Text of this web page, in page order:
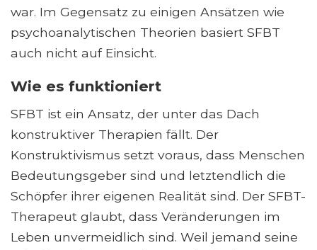
war. Im Gegensatz zu einigen Ansätzen wie
psychoanalytischen Theorien basiert SFBT
auch nicht auf Einsicht.
Wie es funktioniert
SFBT ist ein Ansatz, der unter das Dach
konstruktiver Therapien fällt. Der
Konstruktivismus setzt voraus, dass Menschen
Bedeutungsgeber sind und letztendlich die
Schöpfer ihrer eigenen Realität sind. Der SFBT-
Therapeut glaubt, dass Veränderungen im
Leben unvermeidlich sind. Weil jemand seine